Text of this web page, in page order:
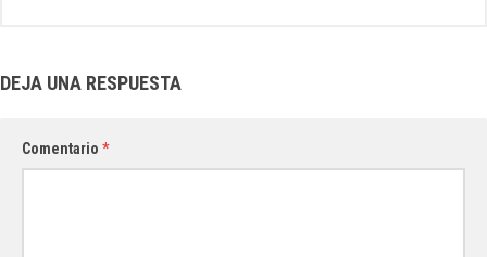
DEJA UNA RESPUESTA
Comentario *